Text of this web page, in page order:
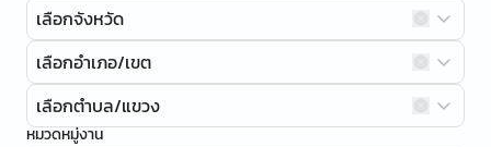
เลือกจังหวัด
เลือกอำเภอ/เขต
เลือกตำบล/แขวง
หมวดหมู่งาน